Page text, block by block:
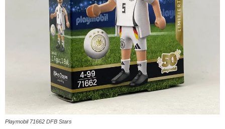
Playmobil 71662 DFB Stars